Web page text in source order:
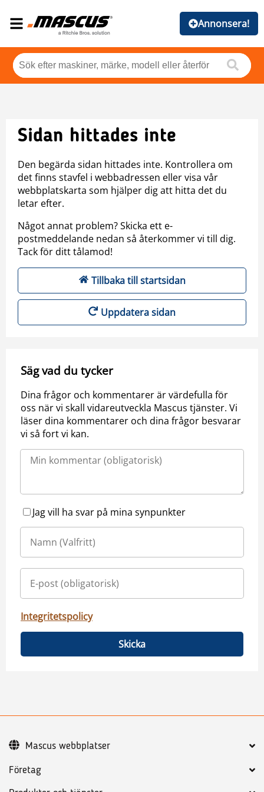
Annonsera!
Sidan hittades inte
Den begärda sidan hittades inte. Kontrollera om
det finns stavfel i webbadressen eller visa vår
webbplatskarta som hjälper dig att hitta det du
letar efter.
Något annat problem? Skicka ett e-
postmeddelande nedan så återkommer vi till dig.
Tack för ditt tålamod!
Tillbaka till startsidan
Uppdatera sidan
Säg vad du tycker
Dina frågor och kommentarer är värdefulla för
oss när vi skall vidareutveckla Mascus tjänster. Vi
läser dina kommentarer och dina frågor besvarar
vi så fort vi kan.
Jag vill ha svar på mina synpunkter
Integritetspolicy
Skicka
Företag
Mascus webbplatser